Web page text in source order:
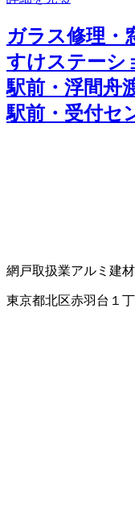
ガラス修理・
すけステーシ
駅前・浮間舟
駅前・受付セ
網戸取扱業アルミ建材
東京都北区赤羽台１